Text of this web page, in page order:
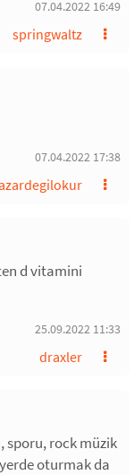
07.04.2022 16:49
springwaltz
07.04.2022 17:38
d vitamini
25.09.2022 11:33
draxler
sporu, rock müzik
oturmak da